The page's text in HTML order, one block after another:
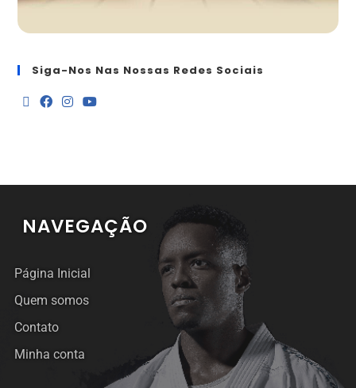
Siga-Nos Nas Nossas Redes Sociais
NAVEGAÇÃO
Página Inicial
Quem somos
Contato
Minha conta